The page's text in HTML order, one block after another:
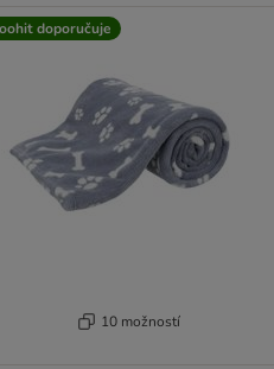
doporučuje
10 možností